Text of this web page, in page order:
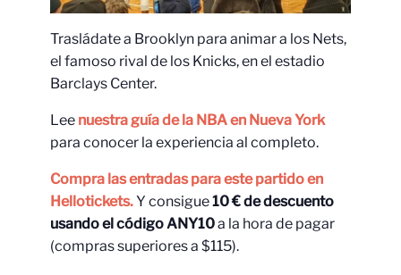
Trasládate a Brooklyn para animar a los Nets,
el famoso rival de los Knicks, en el estadio
Barclays Center.
Lee nuestra guía de la NBA en Nueva York
para conocer la experiencia al completo.
Compra las entradas para este partido en
Hellotickets.Y consigue10 € de descuento
usando el código ANY10a la hora de pagar
(compras superiores a $115).